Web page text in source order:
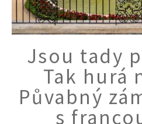
Jsou tady
Tak hurá
Půvabný
s